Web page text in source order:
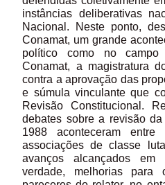
instâncias deliberativas
Nacional. Neste ponto,
Conamat, um grande
político como no
Conamat, a magistratura
contra a aprovação das
e súmula vinculante que
Revisão Constitucional.
debates sobre a revisão
1988 aconteceram
associações de classe
avanços alcançados
verdade, melhorias para